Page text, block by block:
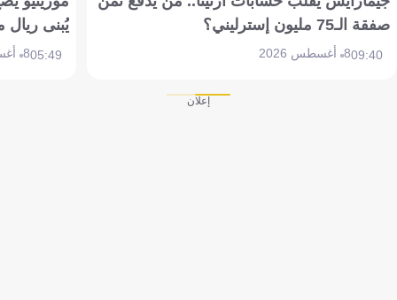
صفقة الـ75 مليون إسترليني؟
09:408 أغسطس 2026
يُبنى ريال
05:498 أغسطس 2026
إعلان